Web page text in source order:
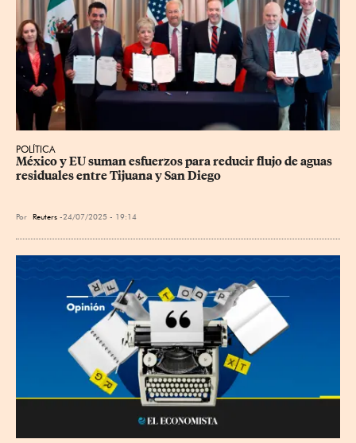
POLÍTICA
México y EU suman esfuerzos para reducir flujo de aguas
residuales entre Tijuana y San Diego
Por Reuters 24/07/2025 - 19:14